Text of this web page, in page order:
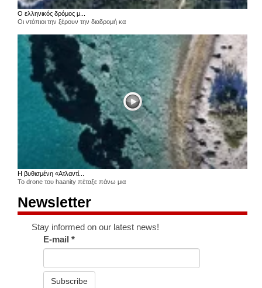
Ο ελληνικός δρόμος μ...
Οι ντόπιοι την ξέρουν την διαδρομή κα
Η βυθισμένη «Ατλαντί...
Το drone του haanity πέταξε πάνω μια
Newsletter
Stay informed on our latest news!
E-mail*
Subscribe